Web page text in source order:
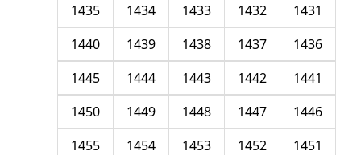
1431
1432
1433
1434
1435
1436
1437
1438
1439
1440
1441
1442
1443
1444
1445
1446
1447
1448
1449
1450
1451
1452
1453
1454
1455